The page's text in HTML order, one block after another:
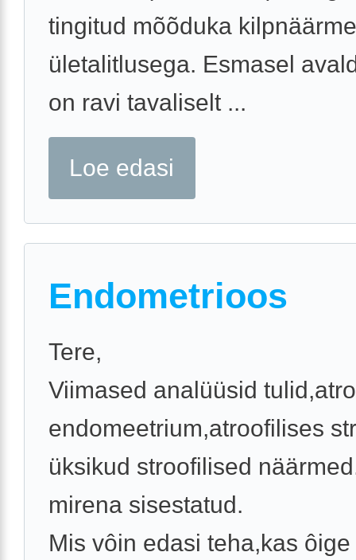
tingitud mõõduka kilpnäärme
ületalitlusega. Esmasel
on ravi tavaliselt ...
Loe edasi
Endometrioos
Tere,
Viimased analüüsid
endomeetrium,atroofilises
üksikud stroofilised
mirena sisestatud.
Mis vôin edasi teha,kas